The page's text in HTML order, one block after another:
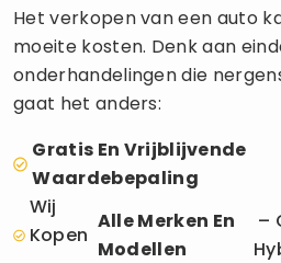
Het verkopen van een auto
moeite kosten. Denk aan
onderhandelingen die
gaat het anders:
Gratis En Vrijblijvende
Waardebepaling
Wij
Kopen
Alle Merken En
Modellen
–